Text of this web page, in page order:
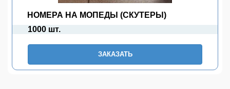
НОМЕРА НА МОПЕДЫ (СКУТЕРЫ)
1000 шт.
ЗАКАЗАТЬ